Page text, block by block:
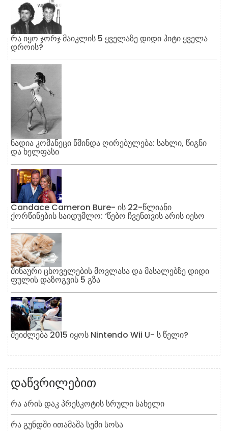
რა იყო ჯორჯ მაიკლის 5 ყველაზე დიდი ჰიტი ყველა
დროის?
ნადია კომანეცი წმინდა ღირებულება: სახლი, წიგნი
და ხელფასი
Candace Cameron Bure- ის 22-წლიანი
ქორწინების საიდუმლო: ‘წებო ჩვენთვის არის იესო
შინაური ცხოველების მოვლასა და მასალებზე დიდი
ფულის დაზოგვის 5 გზა
შეიძლება 2015 იყოს Nintendo Wii U- ს წელი?
დაწვრილებით
Რა Არის Დაკ Პრესკოტის Სრული Სახელი
Რა Გუნდში Ითამაშა Სემი Სოსა